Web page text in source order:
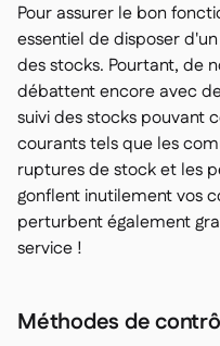
Pour assurer le bon
essentiel de disposer
des stocks. Pourtant, de
débattent encore avec
suivi des stocks pouvant
courants tels que les
ruptures de stock et les
gonflent inutilement vos
perturbent également
service !
Méthodes de